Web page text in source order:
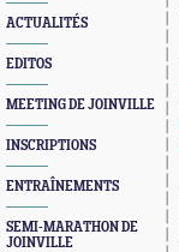
ACTUALITÉS
EDITOS
MEETING DE JOINVILLE
INSCRIPTIONS
ENTRAÎNEMENTS
SEMI-MARATHON DE
JOINVILLE